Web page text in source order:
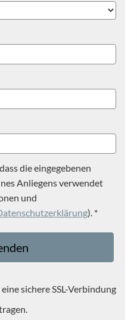
die eingegebenen
Anliegens verwendet
und
). *
sichere SSL-Verbindung